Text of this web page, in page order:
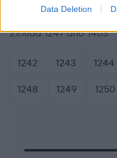
Data Deletion
Σελίδα 1247 από 1403
1242 1243 1244
1248 1249 1250